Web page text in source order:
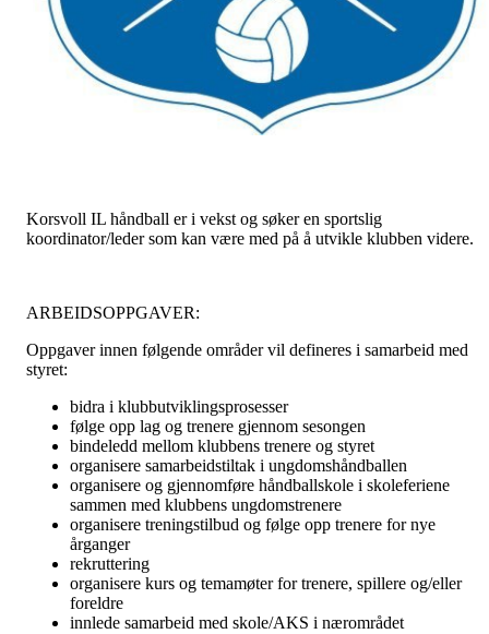
Korsvoll IL håndball er i vekst og søker en sportslig
koordinator/leder som kan være med på å utvikle klubben videre.
ARBEIDSOPPGAVER:
Oppgaver innen følgende områder vil defineres i samarbeid med
styret:
bidra i klubbutviklingsprosesser
følge opp lag og trenere gjennom sesongen
bindeledd mellom klubbens trenere og styret
organisere samarbeidstiltak i ungdomshåndballen
organisere og gjennomføre håndballskole i skoleferiene
sammen med klubbens ungdomstrenere
organisere treningstilbud og følge opp trenere for nye
årganger
rekruttering
organisere kurs og temamøter for trenere, spillere og/eller
foreldre
innlede samarbeid med skole/AKS i nærområdet